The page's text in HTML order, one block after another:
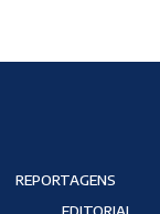
REPORTAGENS